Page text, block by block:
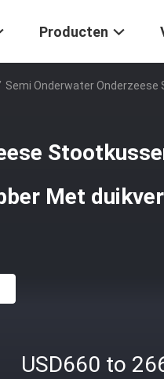
Producten
Semi Onderwater
Met
USD660 to